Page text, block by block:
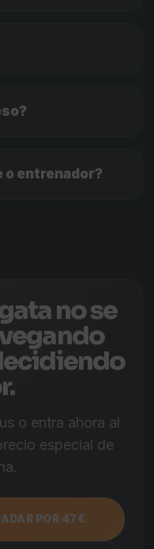
o entrenador?
no se
o entra ahora al
especial de
POR 47€